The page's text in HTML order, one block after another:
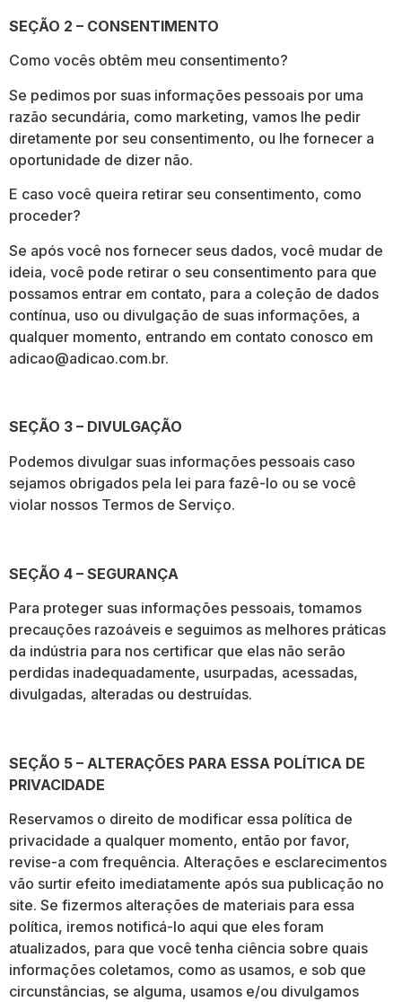
SEÇÃO 2 – CONSENTIMENTO
Como vocês obtêm meu consentimento?
Se pedimos por suas informações pessoais por uma
razão secundária, como marketing, vamos lhe pedir
diretamente por seu consentimento, ou lhe fornecer a
oportunidade de dizer não.
E caso você queira retirar seu consentimento, como
proceder?
Se após você nos fornecer seus dados, você mudar de
ideia, você pode retirar o seu consentimento para que
possamos entrar em contato, para a coleção de dados
contínua, uso ou divulgação de suas informações, a
qualquer momento, entrando em contato conosco em
adicao@adicao.com.br.
SEÇÃO 3 – DIVULGAÇÃO
Podemos divulgar suas informações pessoais caso
sejamos obrigados pela lei para fazê-lo ou se você
violar nossos Termos de Serviço.
SEÇÃO 4 – SEGURANÇA
Para proteger suas informações pessoais, tomamos
precauções razoáveis e seguimos as melhores práticas
da indústria para nos certificar que elas não serão
perdidas inadequadamente, usurpadas, acessadas,
divulgadas, alteradas ou destruídas.
SEÇÃO 5 – ALTERAÇÕES PARA ESSA POLÍTICA DE
PRIVACIDADE
Reservamos o direito de modificar essa política de
privacidade a qualquer momento, então por favor,
revise-a com frequência. Alterações e esclarecimentos
vão surtir efeito imediatamente após sua publicação no
site. Se fizermos alterações de materiais para essa
política, iremos notificá-lo aqui que eles foram
atualizados, para que você tenha ciência sobre quais
informações coletamos, como as usamos, e sob que
circunstâncias, se alguma, usamos e/ou divulgamos